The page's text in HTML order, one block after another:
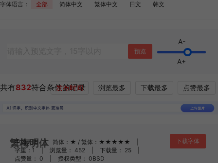
字体语言： 全部 简体中文 繁体中文 日文 韩文
A-
A+
共有832符合条件的记录
发布时间 浏览最多 下载最多 点赞最多
繁梅明体
中国大陆 | 简体：★ / 繁体：★★★★★
字重：1
| 浏览量： 452 下载量： 25
点赞量： 0
授权类型： 0BSD
下载字体